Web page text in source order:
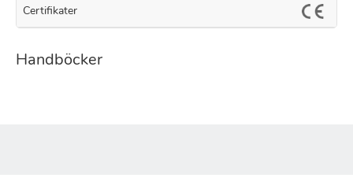
Certifikater
Handböcker